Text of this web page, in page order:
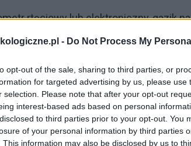
- Do Not Process My
opt-out of the sale, sharing to third parties, or
for targeted advertising by us, please use
selection. Please note that after your opt-out
interest-based ads based on personal
to third parties prior to your opt-out. You
of your personal information by third parties
This information may also be disclosed by us to
rtęciowy lub elektroniczny, gazik
temperatury wykonywać można
odbywa się w dole pachwinowym
odbywa się w odbycie. Przed
oraz należy poinformować chorego o